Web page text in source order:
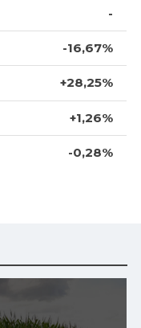
-
-16,67%
+28,25%
+1,26%
-0,28%